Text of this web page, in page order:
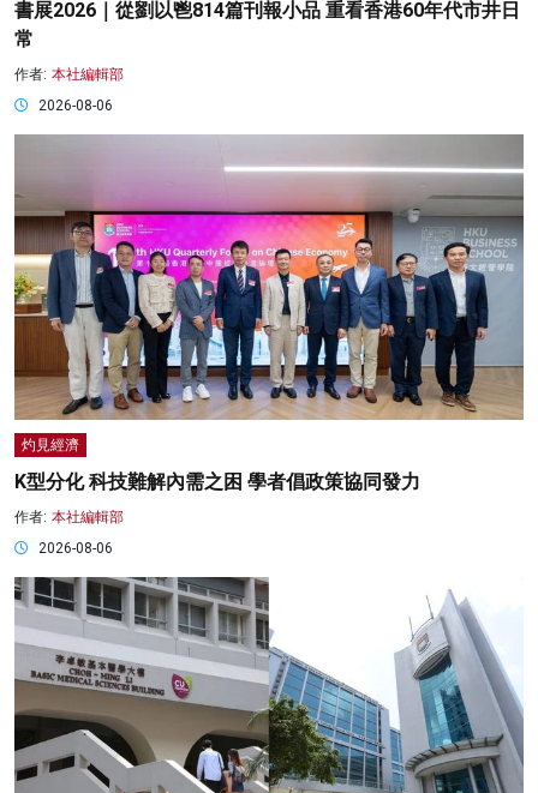
書展2026｜從劉以鬯814篇刊報小品 重看香港60年代市井日
常
作者: 本社編輯部
2026-08-06
灼見經濟
K型分化 科技難解內需之困 學者倡政策協同發力
作者: 本社編輯部
2026-08-06